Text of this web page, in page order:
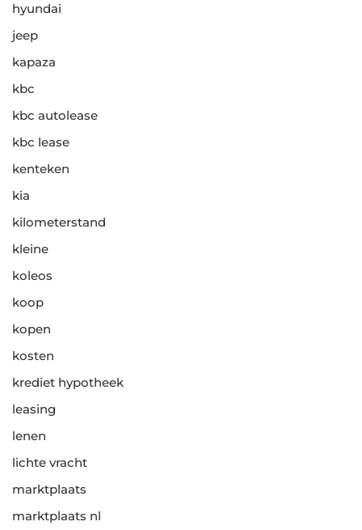
hyundai
jeep
kapaza
kbc
kbc autolease
kbc lease
kenteken
kia
kilometerstand
kleine
koleos
koop
kopen
kosten
krediet hypotheek
leasing
lenen
lichte vracht
marktplaats
marktplaats nl